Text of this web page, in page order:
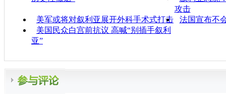
攻击
美军或将对叙利亚展开外科手术式打击
法国宣布不
美国民众白宫前抗议 高喊“别插手叙利
亚”